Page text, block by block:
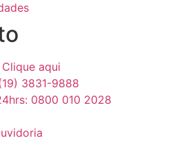
aqui
3831-9888
0800 010 2028